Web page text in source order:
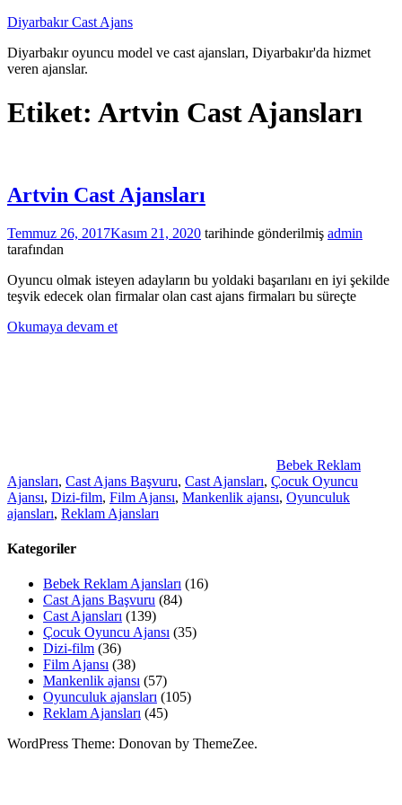
İçeriğe
Diyarbakır Cast Ajans
Diyarbakır oyuncu model ve cast ajansları, Diyarbakır'da hizmet
veren ajanslar.
Etiket: Artvin Cast Ajansları
Artvin Cast Ajansları
Temmuz 26, 2017Kasım 21, 2020 tarihinde gönderilmiş admin
tarafından
Oyuncu olmak isteyen adayların bu yoldaki başarılanı en iyi şekilde
teşvik edecek olan firmalar olan cast ajans firmaları bu süreçte
Okumaya devam et
Bebek Reklam
Ajansları, Cast Ajans Başvuru, Cast Ajansları, Çocuk Oyuncu
Ajansı, Dizi-film, Film Ajansı, Mankenlik ajansı, Oyunculuk
ajansları, Reklam Ajansları
Kategoriler
Bebek Reklam Ajansları (16)
Cast Ajans Başvuru (84)
Cast Ajansları (139)
Çocuk Oyuncu Ajansı (35)
Dizi-film (36)
Film Ajansı (38)
Mankenlik ajansı (57)
Oyunculuk ajansları (105)
Reklam Ajansları (45)
WordPress Theme: Donovan by ThemeZee.